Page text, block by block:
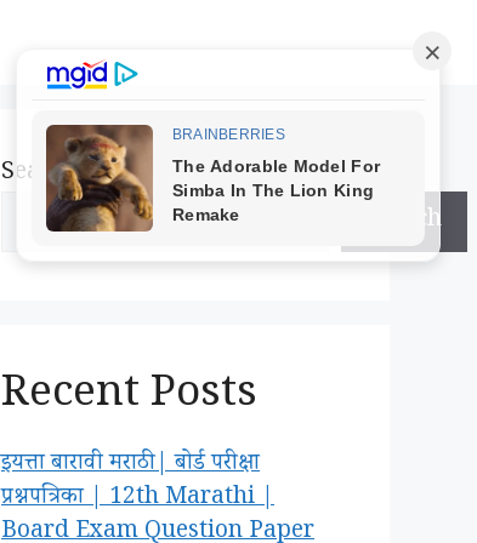
Search
Search
Recent Posts
इयत्ता बारावी मराठी | बोर्ड परीक्षा
प्रश्नपत्रिका | 12th Marathi |
Board Exam Question Paper